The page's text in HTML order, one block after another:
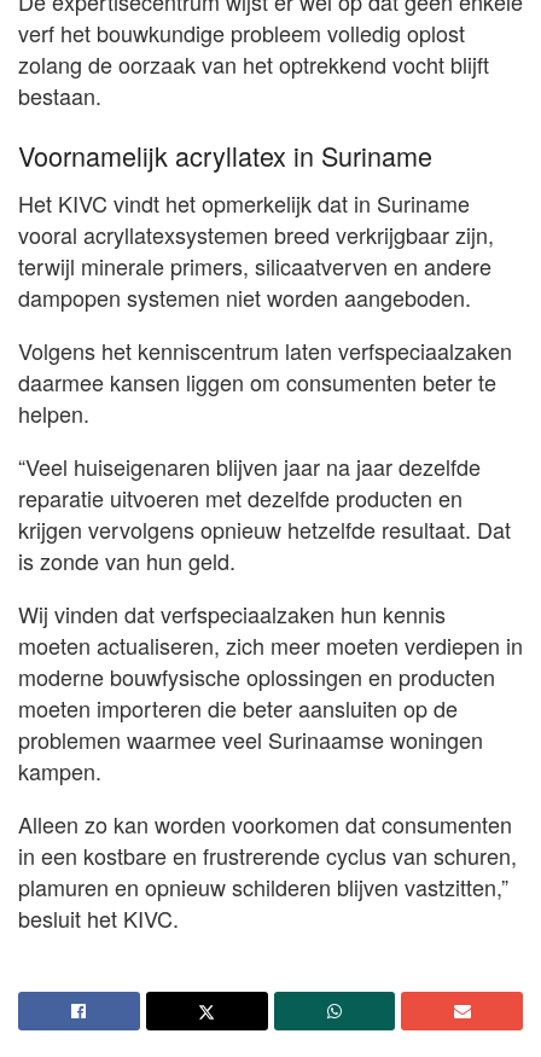
verf het bouwkundige probleem volledig oplost
zolang de oorzaak van het optrekkend vocht blijft
bestaan.
Voornamelijk acryllatex in Suriname
Het KIVC vindt het opmerkelijk dat in Suriname
vooral acryllatexsystemen breed verkrijgbaar zijn,
terwijl minerale primers, silicaatverven en andere
dampopen systemen niet worden aangeboden.
Volgens het kenniscentrum laten verfspeciaalzaken
daarmee kansen liggen om consumenten beter te
helpen.
“Veel huiseigenaren blijven jaar na jaar dezelfde
reparatie uitvoeren met dezelfde producten en
krijgen vervolgens opnieuw hetzelfde resultaat. Dat
is zonde van hun geld.
Wij vinden dat verfspeciaalzaken hun kennis
moeten actualiseren, zich meer moeten verdiepen in
moderne bouwfysische oplossingen en producten
moeten importeren die beter aansluiten op de
problemen waarmee veel Surinaamse woningen
kampen.
Alleen zo kan worden voorkomen dat consumenten
in een kostbare en frustrerende cyclus van schuren,
plamuren en opnieuw schilderen blijven vastzitten,”
besluit het KIVC.